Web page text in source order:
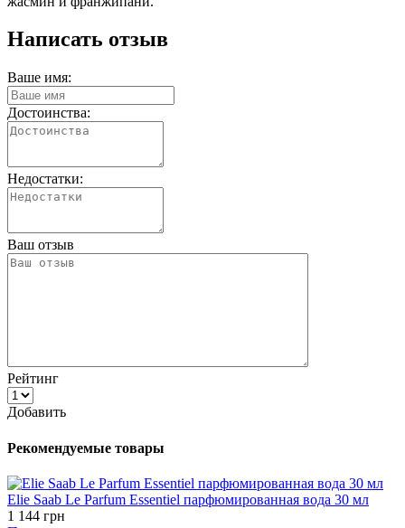
Написать отзыв
Ваше имя:
Достоинства:
Недостатки:
Ваш отзыв
Рейтинг
Добавить
Рекомендуемые товары
Elie Saab Le Parfum Essentiel парфюмированная вода 30 мл
1 144 грн